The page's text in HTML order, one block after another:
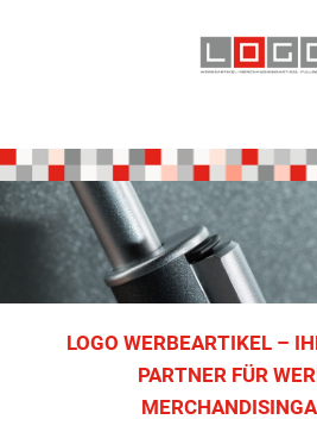
LOGO WERBEARTIKEL –
PARTNER FÜR